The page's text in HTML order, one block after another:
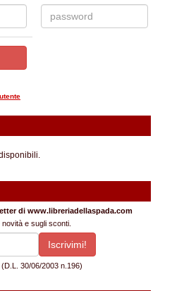
di www.libreriadellaspada.com
e sugli sconti.
30/06/2003 n.196)